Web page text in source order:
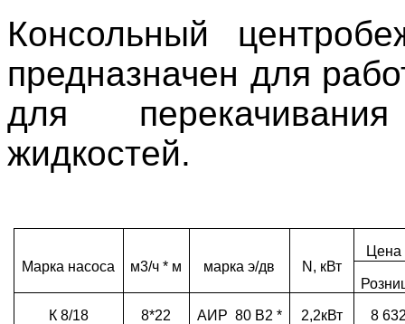
Консольный
предназначен для
для перекачивания
жидкостей.
Марка насоса м3/ч * м марка э/дв N, кВт
К 8/18 8*22 АИР 80 В2 * 2,2кВт 8